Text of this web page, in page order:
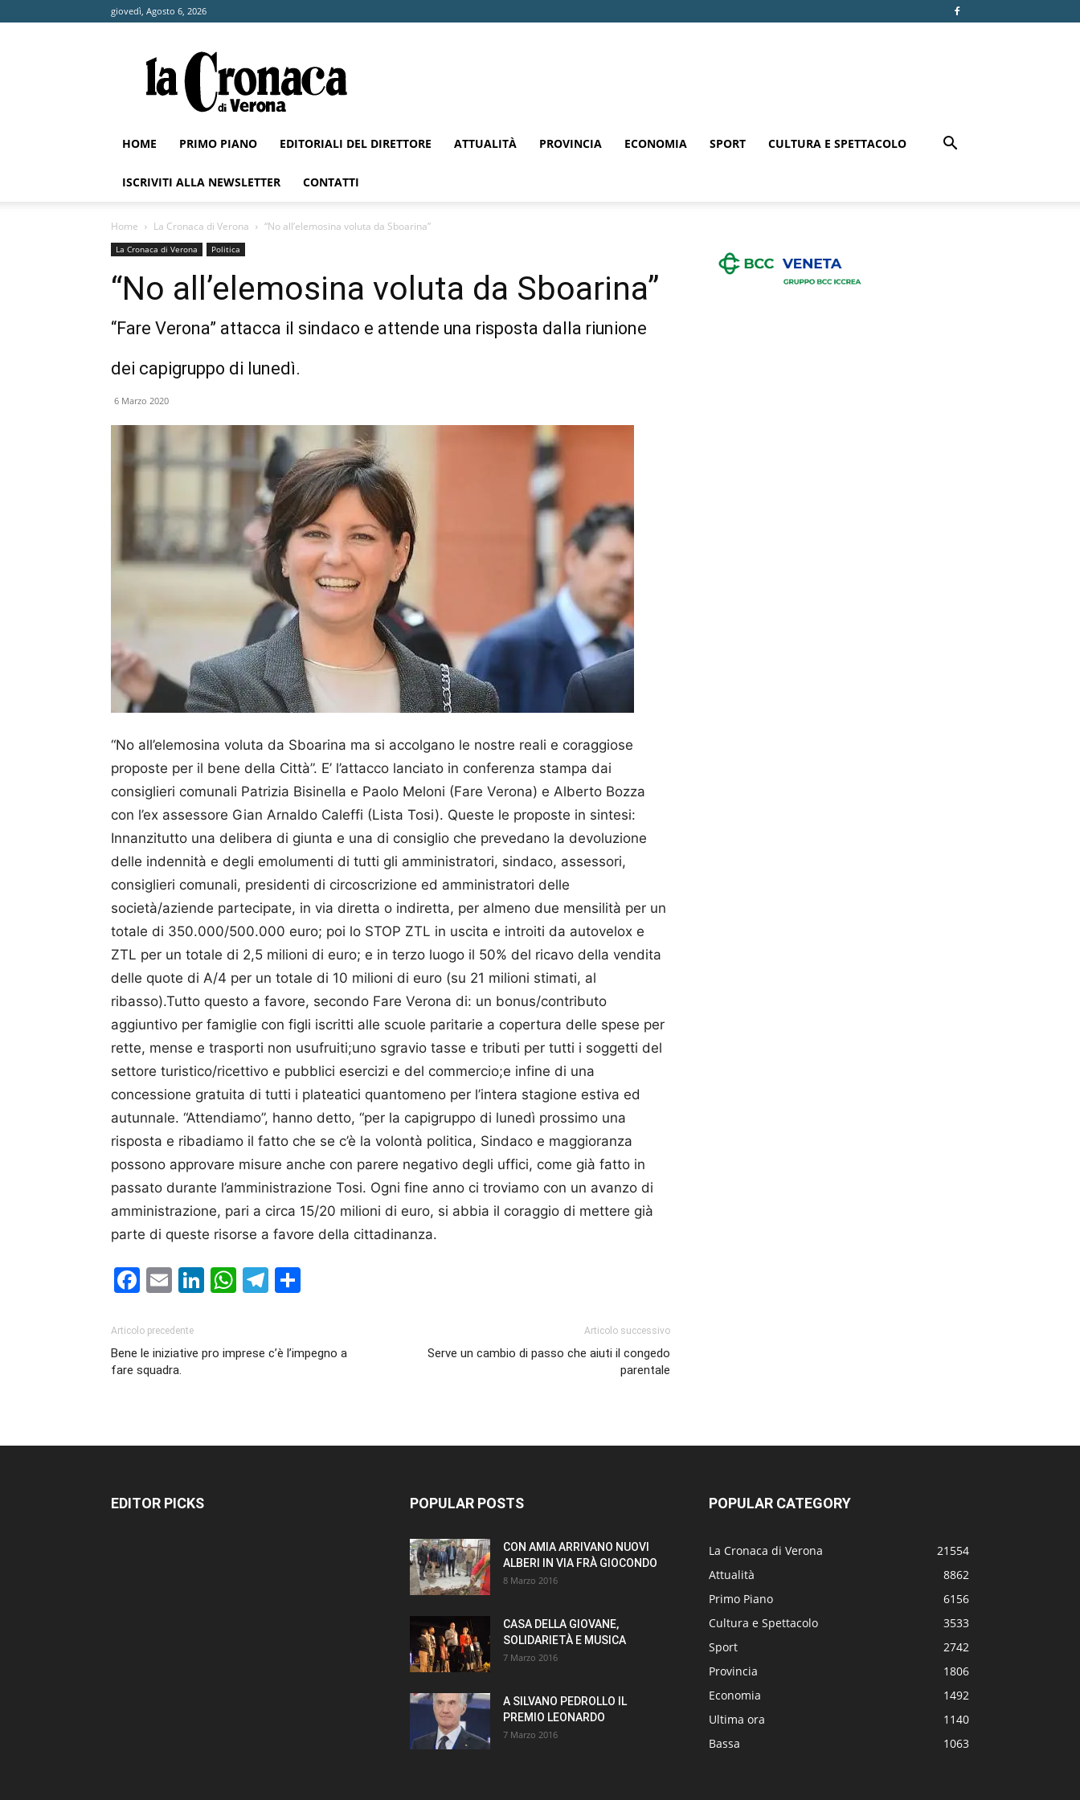
giovedì, Agosto 6, 2026
Cronaca
di
Verona
HOME PRIMO PIANO EDITORIALI DEL DIRETTORE ATTUALITÀ PROVINCIA ECONOMIA SPORT CULTURA E SPETTACOLO
ISCRIVITI ALLA NEWSLETTER CONTATTI
Home La Cronaca di Verona “No all’elemosina voluta da Sboarina”
La Cronaca di Verona Politica
“No all’elemosina voluta da Sboarina”
“Fare Verona” attacca il sindaco e attende una risposta dalla riunione
dei capigruppo di lunedì.
6 Marzo 2020
“No all’elemosina voluta da Sboarina ma si accolgano le nostre reali e coraggiose
proposte per il bene della Città”. E’ l’attacco lanciato in conferenza stampa dai
consiglieri comunali Patrizia Bisinella e Paolo Meloni (Fare Verona) e Alberto Bozza
con l’ex assessore Gian Arnaldo Caleffi (Lista Tosi). Queste le proposte in sintesi:
Innanzitutto una delibera di giunta e una di consiglio che prevedano la devoluzione
delle indennità e degli emolumenti di tutti gli amministratori, sindaco, assessori,
consiglieri comunali, presidenti di circoscrizione ed amministratori delle
società/aziende partecipate, in via diretta o indiretta, per almeno due mensilità per un
totale di 350.000/500.000 euro; poi lo STOP ZTL in uscita e introiti da autovelox e
ZTL per un totale di 2,5 milioni di euro; e in terzo luogo il 50% del ricavo della vendita
delle quote di A/4 per un totale di 10 milioni di euro (su 21 milioni stimati, al
ribasso).Tutto questo a favore, secondo Fare Verona di: un bonus/contributo
aggiuntivo per famiglie con figli iscritti alle scuole paritarie a copertura delle spese per
rette, mense e trasporti non usufruiti;uno sgravio tasse e tributi per tutti i soggetti del
settore turistico/ricettivo e pubblici esercizi e del commercio;e infine di una
concessione gratuita di tutti i plateatici quantomeno per l’intera stagione estiva ed
autunnale. “Attendiamo”, hanno detto, “per la capigruppo di lunedì prossimo una
risposta e ribadiamo il fatto che se c’è la volontà politica, Sindaco e maggioranza
possono approvare misure anche con parere negativo degli uffici, come già fatto in
passato durante l’amministrazione Tosi. Ogni fine anno ci troviamo con un avanzo di
amministrazione, pari a circa 15/20 milioni di euro, si abbia il coraggio di mettere già
parte di queste risorse a favore della cittadinanza.
Facebook
EmailLinkedIn
WhatsApp
Telegram
Articolo precedente
Bene le iniziative pro imprese c’è l’impegno a
fare squadra.
Articolo successivo
Serve un cambio di passo che aiuti il congedo
parentale
EDITOR PICKS POPULAR POSTS
CON AMIA ARRIVANO NUOVI
ALBERI IN VIA FRÀ GIOCONDO
8 Marzo 2016
CASA DELLA GIOVANE,
SOLIDARIETÀ E MUSICA
7 Marzo 2016
A SILVANO PEDROLLO IL
PREMIO LEONARDO
7 Marzo 2016
POPULAR CATEGORY
La Cronaca di Verona
21554
Attualità
8862
Primo Piano
6156
Cultura e Spettacolo
3533
Sport
2742
Provincia
1806
Economia
1492
Ultima ora
1140
Bassa
1063